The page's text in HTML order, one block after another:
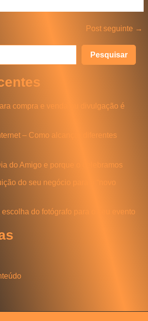
Post seguinte →
Pesquisar
compra e venda ou divulgação é
– Como alcançar diferentes
do Amigo e porque o celebramos
do seu negócio para o “novo
do fotógrafo para o seu evento